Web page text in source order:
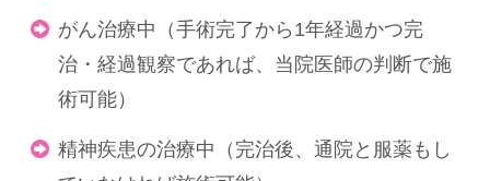
がん治療中（手術完了から1年経過かつ完
治・経過観察であれば、当院医師の判断で施
術可能）
精神疾患の治療中（完治後、通院と服薬もし